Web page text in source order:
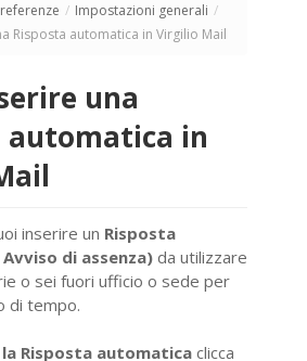
/ Impostazioni generali /
Risposta automatica in Virgilio Mail
una
automatica in
inserire un Risposta
di assenza) da utilizzare
o sei fuori ufficio o sede per
di tempo.
Risposta automatica clicca